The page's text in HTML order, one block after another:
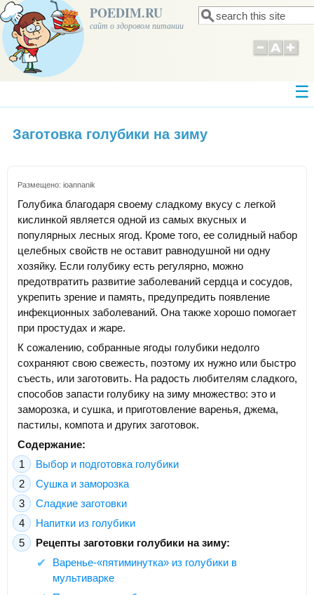
POEDIM.RU
сайт о здоровом питании Форма поиска
Поиск
Заготовка голубики на зиму
Размещено: ioannanik
Голубика благодаря своему сладкому вкусу с легкой
кислинкой является одной из самых вкусных и
популярных лесных ягод. Кроме того, ее солидный набор
целебных свойств не оставит равнодушной ни одну
хозяйку. Если голубику есть регулярно, можно
предотвратить развитие заболеваний сердца и сосудов,
укрепить зрение и память, предупредить появление
инфекционных заболеваний. Она также хорошо помогает
при простудах и жаре.
К сожалению, собранные ягоды голубики недолго
сохраняют свою свежесть, поэтому их нужно или быстро
съесть, или заготовить. На радость любителям сладкого,
способов запасти голубику на зиму множество: это и
заморозка, и сушка, и приготовление варенья, джема,
пастилы, компота и других заготовок.
Содержание:
Выбор и подготовка голубики
Сушка и заморозка
Сладкие заготовки
Напитки из голубики
Рецепты заготовки голубики на зиму:
Варенье-«пятиминутка» из голубики в
мультиварке